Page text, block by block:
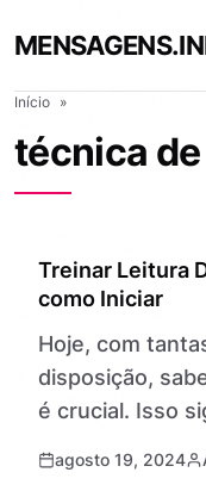
Início »
técnica
GERAL
Treinar Leitura
como Iniciar
Hoje, com
disposição,
é crucial. Isso
informações.
agosto 19, 2024